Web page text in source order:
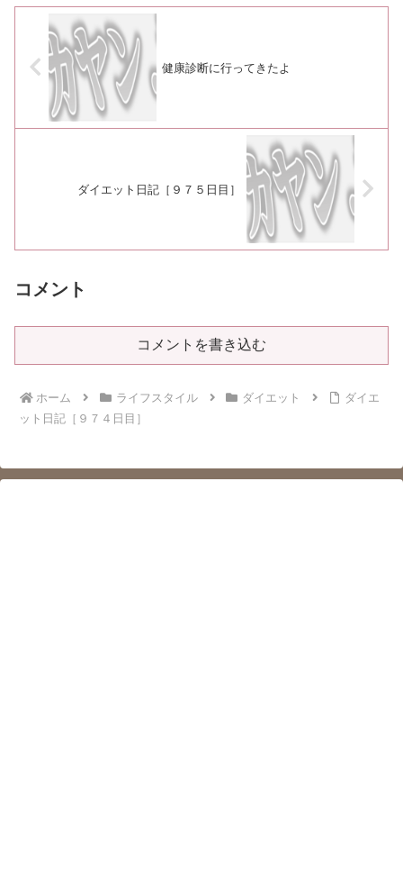
健康診断に行ってきたよ
ダイエット日記［９７５日目］
コメント
コメントを書き込む
ホーム ライフスタイル ダイエット
ダイエ
ット日記［９７４日目］